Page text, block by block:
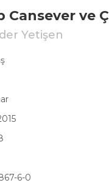
Cansever ve
Yetişen
6-0